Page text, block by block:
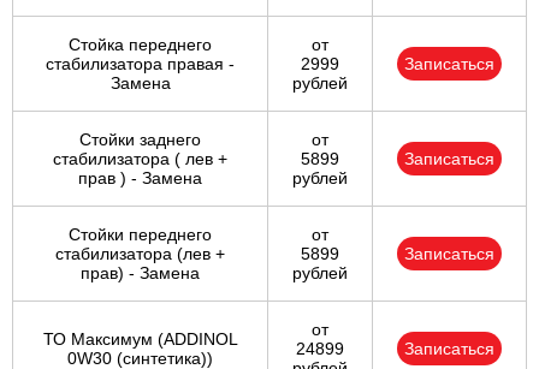
Стойка переднего
стабилизатора правая -
Замена
от
2999
рублей
Записаться
Стойки заднего
стабилизатора ( лев +
прав ) - Замена
от
5899
рублей
Записаться
Стойки переднего
стабилизатора (лев +
прав) - Замена
от
5899
рублей
Записаться
ТО Максимум (ADDINOL
0W30 (синтетика))
от
24899
Записаться